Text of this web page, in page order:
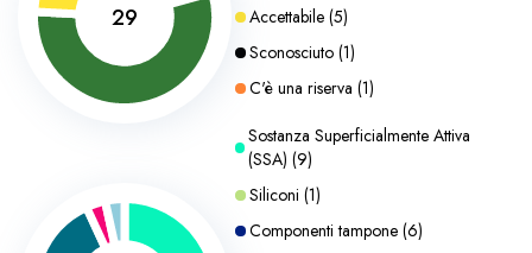
29
Accettabile (5)
Sconosciuto (1)
C'è una riserva (1)
Sostanza Superficialmente Attiva
(SSA) (9)
Siliconi (1)
Componenti tampone (6)